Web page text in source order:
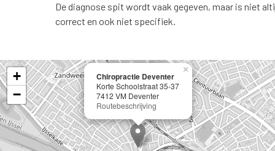
De diagnose spit wordt vaak gegeven, maar is niet
correct en ook niet specifiek.
Chiropractie Deventer
Korte Schoolstraat 35-37
7412 VM Deventer
Routebeschrijving
×
+
−